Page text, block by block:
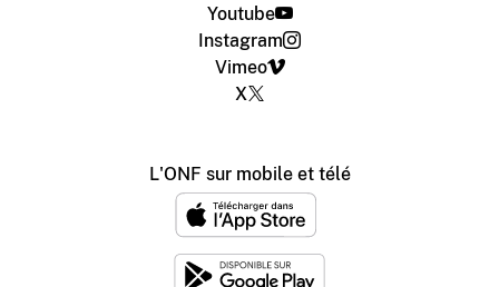
Youtube
Instagram
Vimeo
X
L'ONF sur mobile et télé